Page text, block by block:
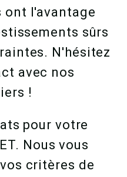
ont l'avantage
sûrs
N'hésitez
avec nos
!
pour votre
Nous vous
critères de